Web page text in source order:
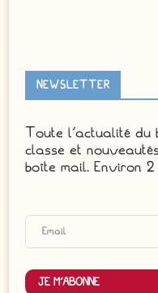
NEWSLETTER
Toute l'actualité du
classe et
boîte mail. Environ
JE M'ABONNE